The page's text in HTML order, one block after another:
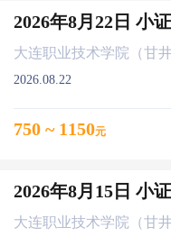
2026.08.22
750 ~ 1150元